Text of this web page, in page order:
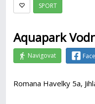
SPORT
Aquapark
Navigovat
Romana Havelky 5a,